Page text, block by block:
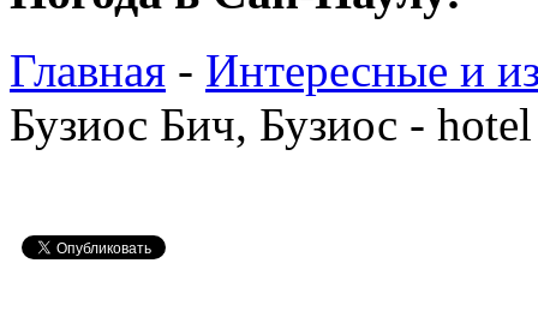
Главная - Интересные и
Бузиос Бич, Бузиос -